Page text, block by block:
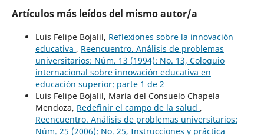
Artículos más leídos del mismo autor/a
Luis Felipe Bojalil, Reflexiones sobre la innovación
educativa , Reencuentro. Análisis de problemas
universitarios: Núm. 13 (1994): No. 13, Coloquio
internacional sobre innovación educativa en
educación superior: parte 1 de 2
Luis Felipe Bojalil, María del Consuelo Chapela
Mendoza, Redefinir el campo de la salud ,
Reencuentro. Análisis de problemas universitarios:
Núm. 25 (2006): No. 25, Instrucciones y práctica